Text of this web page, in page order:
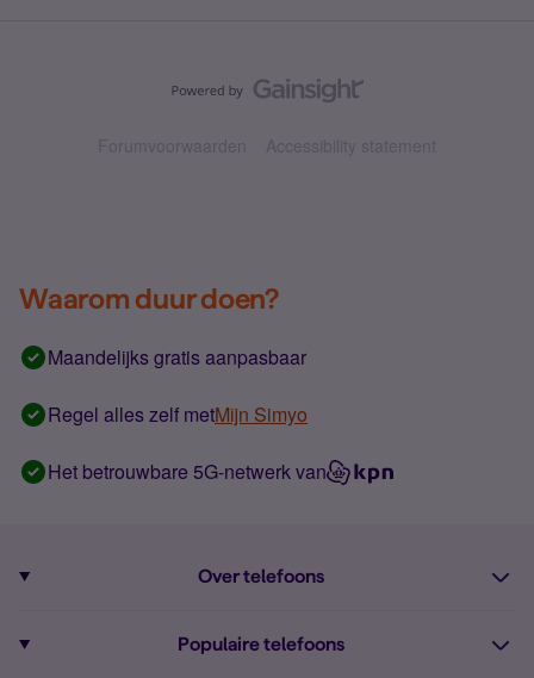
Forumvoorwaarden Accessibility statement
Waarom duur doen?
Maandelijks gratis aanpasbaar
Regel alles zelf metMijn Simyo
Het betrouwbare 5G-netwerk van
Over telefoons
Populaire telefoons